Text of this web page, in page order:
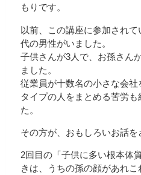
もりです。
以前、この講座に参加され
代の男性がいました。
子供さんが3人で、お孫さん
ました。
従業員が十数名の小さな会
タイプの人をまとめる苦労
た。
その方が、おもしろいお話を
2回目の「子供に多い根本体
きは、うちの孫の顔があれこ